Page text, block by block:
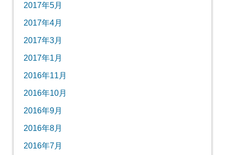
2017年5月
2017年4月
2017年3月
2017年1月
2016年11月
2016年10月
2016年9月
2016年8月
2016年7月